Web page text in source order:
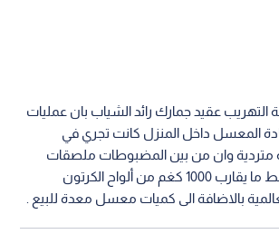
عقيد جمارك رائد الشياب بان عمليات
المعسل داخل المنزل كانت تجري في
متردية وان من بين المضبوطات ملصقات
مزورة إضافة إلى ضبط ما يقارب 1000 كغم من ألواح الكرتون
بالاضافة الى كميات معسل معدة للبيع .